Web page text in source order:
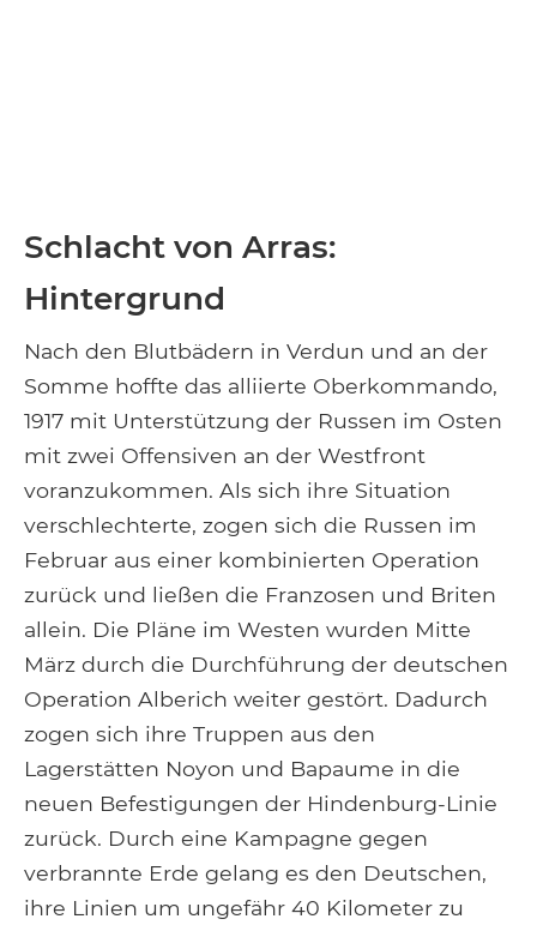
Schlacht von Arras:
Hintergrund
Nach den Blutbädern in Verdun und an der
Somme hoffte das alliierte Oberkommando,
1917 mit Unterstützung der Russen im Osten
mit zwei Offensiven an der Westfront
voranzukommen. Als sich ihre Situation
verschlechterte, zogen sich die Russen im
Februar aus einer kombinierten Operation
zurück und ließen die Franzosen und Briten
allein. Die Pläne im Westen wurden Mitte
März durch die Durchführung der deutschen
Operation Alberich weiter gestört. Dadurch
zogen sich ihre Truppen aus den
Lagerstätten Noyon und Bapaume in die
neuen Befestigungen der Hindenburg-Linie
zurück. Durch eine Kampagne gegen
verbrannte Erde gelang es den Deutschen,
ihre Linien um ungefähr 40 Kilometer zu